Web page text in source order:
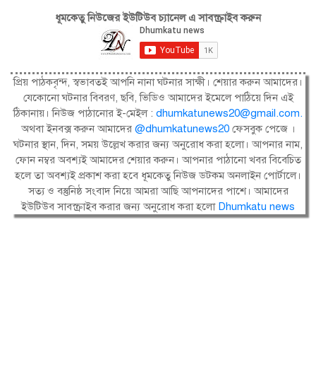
ধূমকেতু নিউজের ইউটিউব চ্যানেল এ সাবস্ক্রাইব করুন
প্রিয় পাঠকবৃন্দ, স্বভাবতই আপনি নানা ঘটনার সাক্ষী। শেয়ার করুন আমাদের।
যেকোনো ঘটনার বিবরণ, ছবি, ভিডিও আমাদের ইমেলে পাঠিয়ে দিন এই
ঠিকানায়। নিউজ পাঠানোর ই-মেইল : dhumkatunews20@gmail.com.
অথবা ইনবক্স করুন আমাদের@dhumkatunews20 ফেসবুক পেজে ।
ঘটনার স্থান, দিন, সময় উল্লেখ করার জন্য অনুরোধ করা হলো। আপনার নাম,
ফোন নম্বর অবশ্যই আমাদের শেয়ার করুন। আপনার পাঠানো খবর বিবেচিত
হলে তা অবশ্যই প্রকাশ করা হবে ধূমকেতু নিউজ ডটকম অনলাইন পোর্টালে।
সত্য ও বস্তুনিষ্ঠ সংবাদ নিয়ে আমরা আছি আপনাদের পাশে। আমাদের
ইউটিউব সাবস্ক্রাইব করার জন্য অনুরোধ করা হলো Dhumkatu news